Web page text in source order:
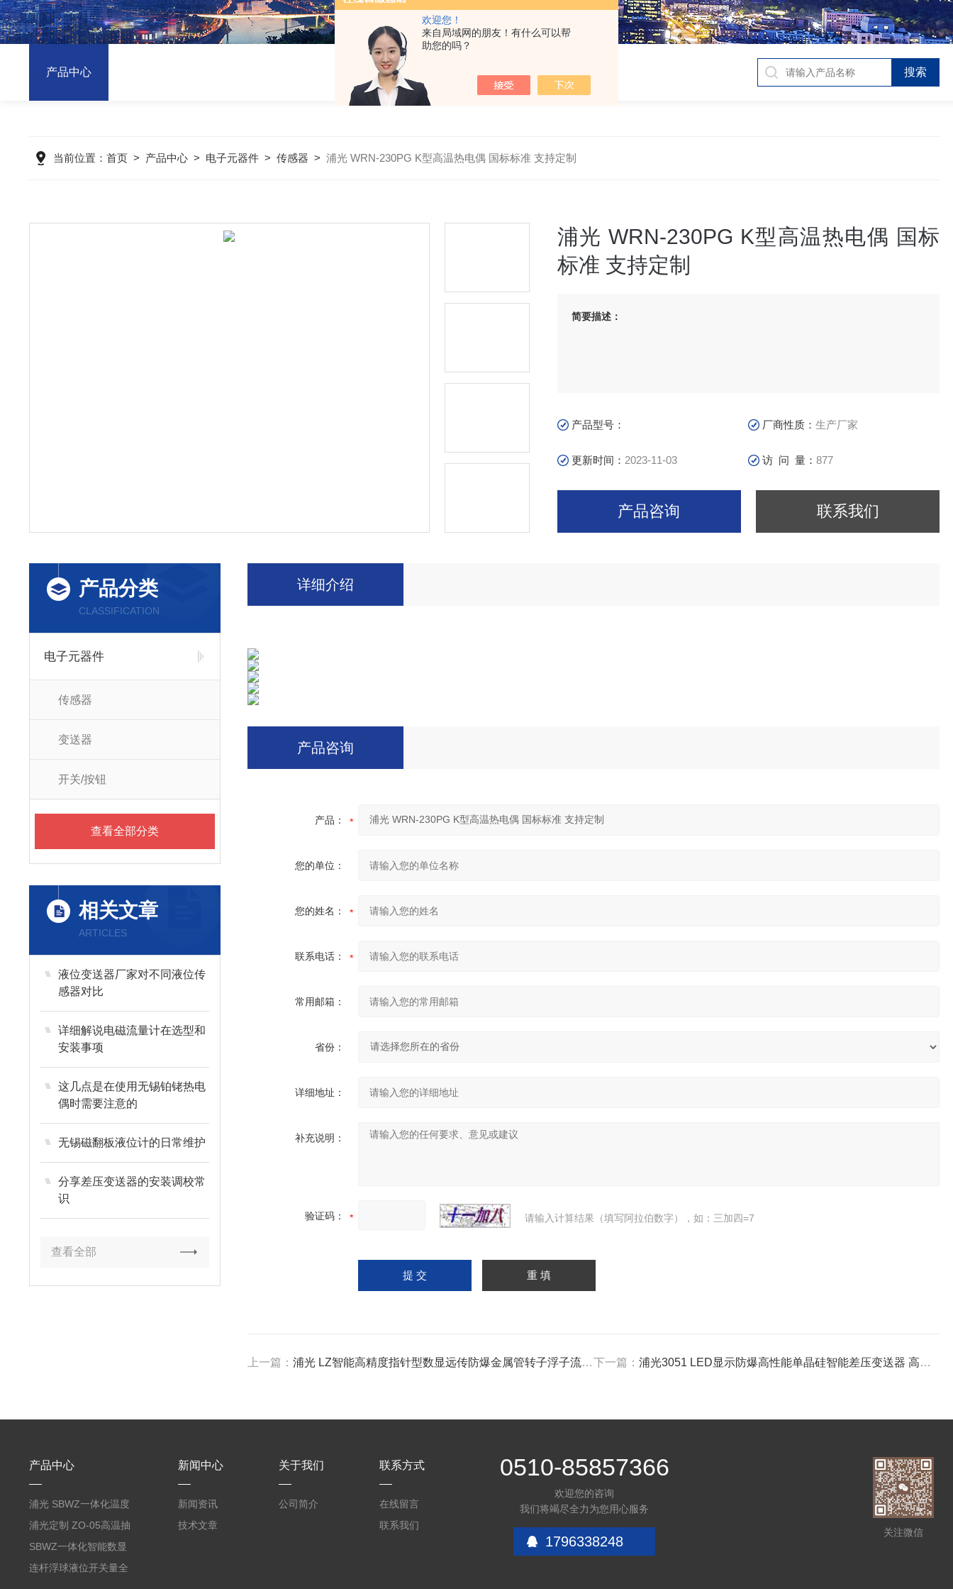
欢迎您！
来自局域网的朋友！有什么可以帮
助您的吗？
产品中心
当前位置： 首页> 产品中心> 电子元器件> 传感器 > 浦光 WRN-230PG K型高温热电偶 国标标准 支持定制
浦光 WRN-230PG K型高温热电偶 国标
标准 支持定制
简要描述：
产品型号： 厂商性质：生产厂家
更新时间： 2023-11-03 访 问 量：877
产品咨询 联系我们
产品分类
CLASSIFICATION
电子元器件
传感器
变送器
开关/按钮
查看全部分类
相关文章
ARTICLES
液位变送器厂家对不同液位传
感器对比
详细解说电磁流量计在选型和
安装事项
这几点是在使用无锡铂铑热电
偶时需要注意的
无锡磁翻板液位计的日常维护
分享差压变送器的安装调校常
识
查看全部
详细介绍
产品咨询
产品：
您的单位：
您的姓名：
联系电话：
常用邮箱：
省份：
详细地址：
补充说明：
验证码： 请输入计算结果（填写阿拉伯数字），如：三加四=7
上一篇：浦光 LZ智能高精度指针型数显远传防爆金属管转子浮子流量计 下一篇：浦光3051 LED显示防爆高性能单晶硅智能差压变送器 高精度耐高温
产品中心
浦光 SBWZ一体化温度
变送器传感器 防爆热电
阻PT100 数显远传4-
20mA2
浦光定制 ZO-05高温抽
气式氧化锆分析仪 防爆
耐腐蚀检测仪
SBWZ一体化智能数显
温度变送器传感器防爆
连杆浮球液位开关量全
新闻中心
新闻资讯
技术文章
关于我们
公司简介
联系方式
在线留言
联系我们
0510-85857366
欢迎您的咨询
我们将竭尽全力为您用心服务
1796338248
关注微信